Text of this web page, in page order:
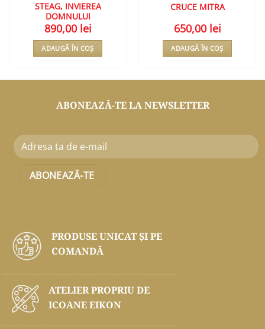
STEAG, INVIEREA
DOMNULUI
890,00 lei
ADAUGĂ ÎN COȘ
CRUCE MITRA
650,00 lei
ADAUGĂ ÎN COȘ
ABONEAZĂ-TE LA NEWSLETTER
PRODUSE UNICAT ŞI PE
COMANDĂ
ATELIER PROPRIU DE
ICOANE EIKON